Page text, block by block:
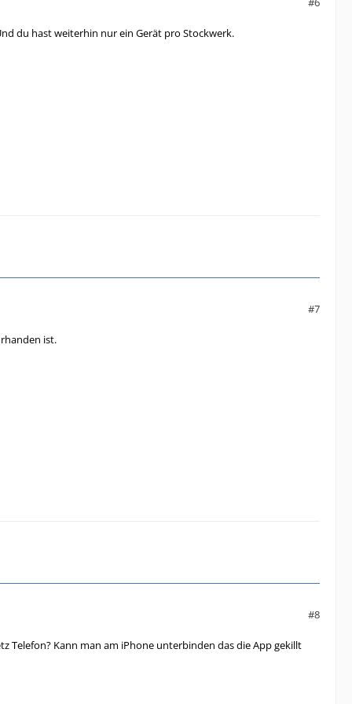
du hast weiterhin nur ein Gerät pro Stockwerk.
#7
ist.
#8
Telefon? Kann man am iPhone unterbinden das die App gekillt